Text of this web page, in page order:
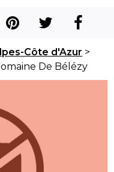
Côte d'Azur >
De Bélézy